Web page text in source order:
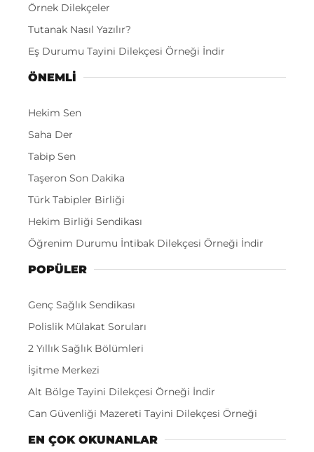
Örnek Dilekçeler
Tutanak Nasıl Yazılır?
Eş Durumu Tayini Dilekçesi Örneği İndir
ÖNEMLI
Hekim Sen
Saha Der
Tabip Sen
Taşeron Son Dakika
Türk Tabipler Birliği
Hekim Birliği Sendikası
Öğrenim Durumu İntibak Dilekçesi Örneği İndir
POPÜLER
Genç Sağlık Sendikası
Polislik Mülakat Soruları
2 Yıllık Sağlık Bölümleri
İşitme Merkezi
Alt Bölge Tayini Dilekçesi Örneği İndir
Can Güvenliği Mazereti Tayini Dilekçesi Örneği
EN ÇOK OKUNANLAR